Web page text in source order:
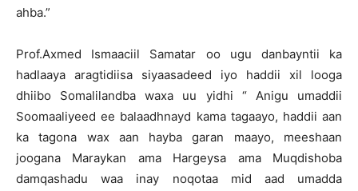
ahba.”
Prof.Axmed Ismaaciil Samatar oo ugu danbayntii ka
hadlaaya aragtidiisa siyaasadeed iyo haddii xil looga
dhiibo Somalilandba waxa uu yidhi “ Anigu umaddii
Soomaaliyeed ee balaadhnayd kama tagaayo, haddii aan
ka tagona wax aan hayba garan maayo, meeshaan
joogana Maraykan ama Hargeysa ama Muqdishoba
damqashadu waa inay noqotaa mid aad umadda